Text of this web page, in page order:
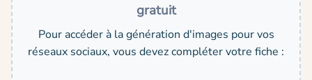
gratuit
Pour accéder à la génération d'images pour vos
réseaux sociaux, vous devez compléter votre fiche :